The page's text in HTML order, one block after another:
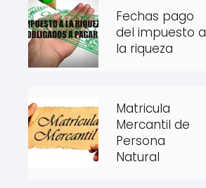
Fechas pago
del impuesto a
la riqueza
Matricula
Mercantil de
Persona
Natural